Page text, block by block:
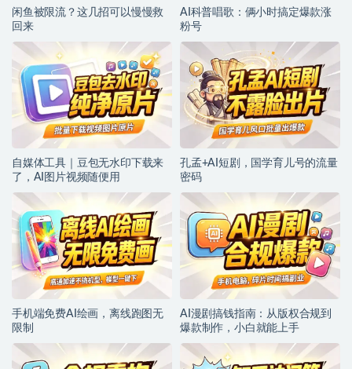
闲鱼被限流？这几招可以慢慢救
回来
AI科普唱歌：俩小时搞定爆款涨
粉号
自媒体工具｜豆包无水印下载来
了，AI图片视频随便用
孔孟+AI短剧，国学育儿号的流量
密码
手机端免费AI绘画，离线跑图无
限制
AI漫剧搞钱指南：从版权合规到
爆款制作，小白就能上手